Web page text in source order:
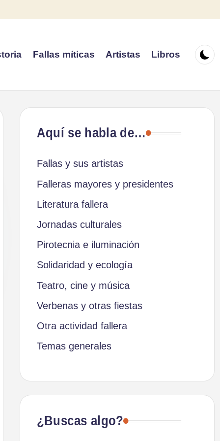
Fallas míticas Artistas Libros
Aquí se habla de…
Fallas y sus artistas
Falleras mayores y presidentes
Literatura fallera
Jornadas culturales
Pirotecnia e iluminación
Solidaridad y ecología
Teatro, cine y música
Verbenas y otras fiestas
Otra actividad fallera
Temas generales
¿Buscas algo?